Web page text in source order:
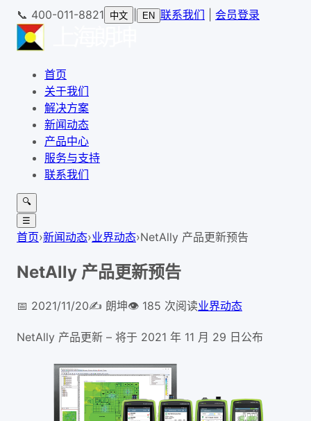
📞 400-011-8821 中文 EN 联系我们 会员登录
首页
关于我们
解决方案
新闻动态
产品中心
服务与支持
联系我们
🔍
☰
首页›新闻动态›业界动态›NetAlly 产品更新预告
NetAlly 产品更新预告
📅 2021/11/20✍️ 朗坤👁️ 185 次阅读业界动态
NetAlly 产品更新 – 将于 2021 年 11 月 29 日公布